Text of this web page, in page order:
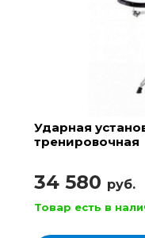
Ударная
тренировочная
34 580 руб.
Товар есть в